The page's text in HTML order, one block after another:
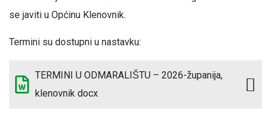
se javiti u Općinu Klenovnik.
Termini su dostupni u nastavku:
TERMINI U ODMARALIŠTU – 2026-županija,
klenovnik docx